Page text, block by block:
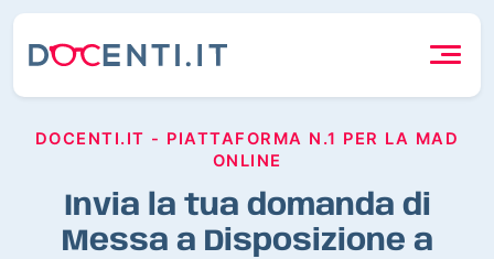
DOCENTI.IT - PIATTAFORMA N.1 PER LA MAD
ONLINE
Invia la tua domanda di
Messa a Disposizione a